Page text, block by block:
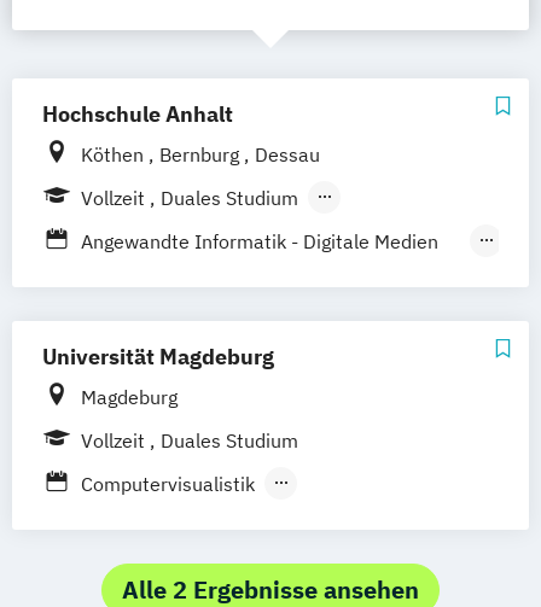
Hochschule Anhalt
Köthen Bernburg
Dessau
Vollzeit
Duales Studium
Berufsbegleitendes Präsenzstudium
Angewandte Informatik - Digitale Medien
Fachkommunikation -
Softwarelokalisierung
Integrated Design
Interaktive Medien Intermediales Design
Medientechnik Online-Kommunikation
Universität Magdeburg
Magdeburg
Vollzeit
Duales Studium
Computervisualistik
Kommunikation
Alle 2 Ergebnisse ansehen